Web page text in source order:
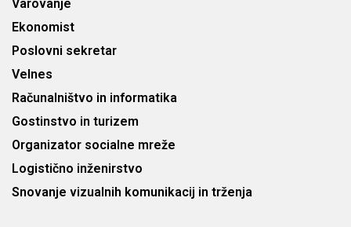
Varovanje
Ekonomist
Poslovni sekretar
Velnes
Računalništvo in informatika
Gostinstvo in turizem
Organizator socialne mreže
Logistično inženirstvo
Snovanje vizualnih komunikacij in trženja